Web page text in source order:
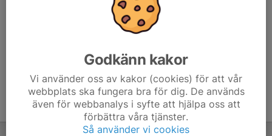
Godkänn kakor
Vi använder oss av kakor (cookies) för att vår
webbplats ska fungera bra för dig. De används
även för webbanalys i syfte att hjälpa oss att
förbättra våra tjänster.
Så använder vi cookies